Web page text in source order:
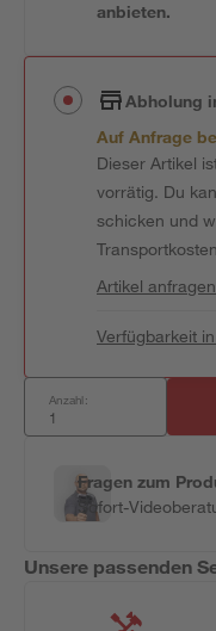
anbieten.
Abholung
Auf Anfrage
Dieser Artikel
vorrätig. Du
schicken und
Artikel anfragen
Verfügbarkeit
Anzahl:
Fragen zum
Sofort-
Unsere passenden